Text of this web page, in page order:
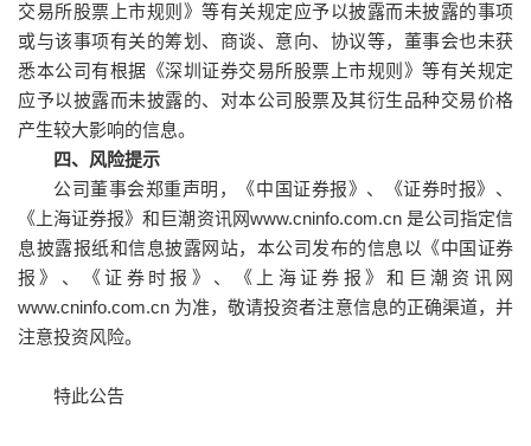
交易所股票上市规则》等有关规定应予以披露而未披露的事项
或与该事项有关的筹划、商谈、意向、协议等，董事会也未获
悉本公司有根据《深圳证券交易所股票上市规则》等有关规定
应予以披露而未披露的、对本公司股票及其衍生品种交易价格
产生较大影响的信息。
四、风险提示
公司董事会郑重声明，《中国证券报》、《证券时报》、
《上海证券报》和巨潮资讯网www.cninfo.com.cn 是公司指定信
息披露报纸和信息披露网站，本公司发布的信息以《中国证券
报》、《证券时报》、《上海证券报》和巨潮资讯网
www.cninfo.com.cn 为准，敬请投资者注意信息的正确渠道，并
注意投资风险。
特此公告